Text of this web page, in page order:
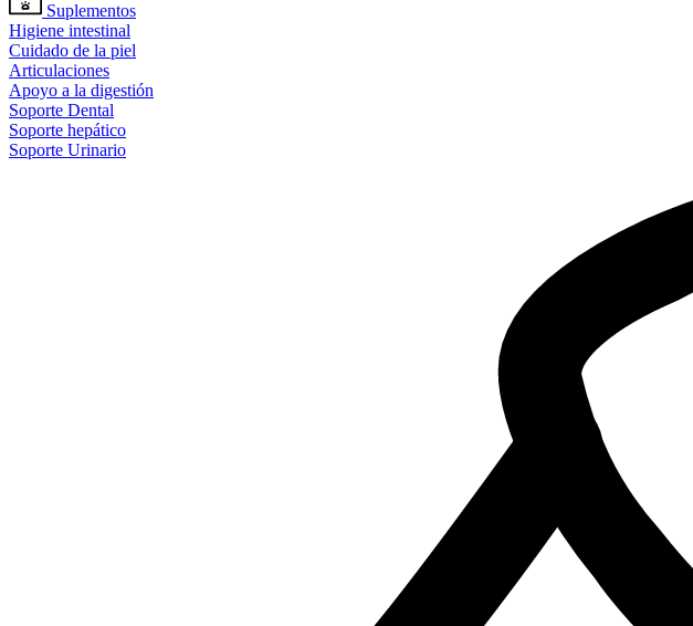
Suplementos
Higiene intestinal
Cuidado de la piel
Articulaciones
Apoyo a la digestión
Soporte Dental
Soporte hepático
Soporte Urinario